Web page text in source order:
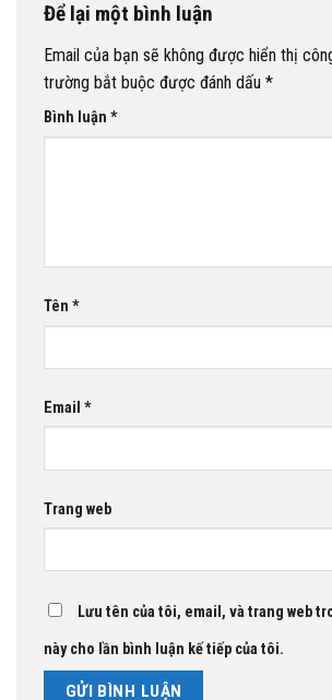
Để lại một bình luận
Email của bạn sẽ không được hiển thị
trường bắt buộc được đánh dấu *
Bình luận *
Tên *
Email *
Trang web
Lưu tên của tôi, email, và trang web
này cho lần bình luận kế tiếp của tôi.